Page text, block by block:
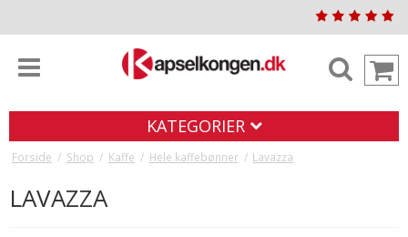
KATEGORIER
Forside / Shop / Kaffe / Hele kaffebønner / Lavazza
LAVAZZA